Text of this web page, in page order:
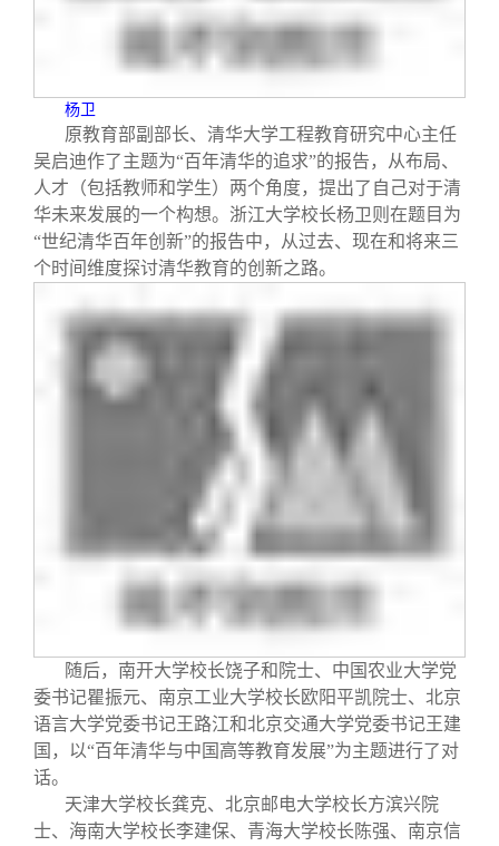
杨卫
原教育部副部长、清华大学工程教育研究中心主任
吴启迪作了主题为“百年清华的追求”的报告，从布局、
人才（包括教师和学生）两个角度，提出了自己对于清
华未来发展的一个构想。浙江大学校长杨卫则在题目为
“世纪清华百年创新”的报告中，从过去、现在和将来三
个时间维度探讨清华教育的创新之路。
随后，南开大学校长饶子和院士、中国农业大学党
委书记瞿振元、南京工业大学校长欧阳平凯院士、北京
语言大学党委书记王路江和北京交通大学党委书记王建
国，以“百年清华与中国高等教育发展”为主题进行了对
话。
天津大学校长龚克、北京邮电大学校长方滨兴院
士、海南大学校长李建保、青海大学校长陈强、南京信